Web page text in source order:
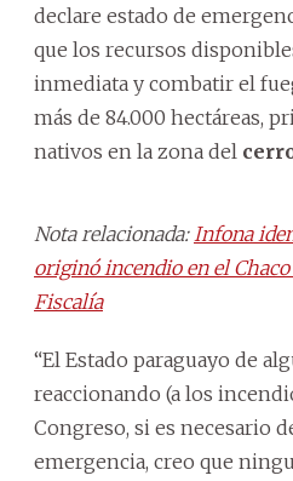
declare estado de
que los recursos
inmediata y combatir el
más de 84.000 hectáreas,
nativos en la zona del
Nota relacionada: Infona
originó incendio en el
Fiscalía
“El Estado paraguayo de
reaccionando (a los
Congreso, si es necesario
emergencia, creo que